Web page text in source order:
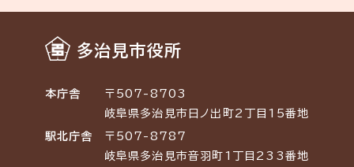
多治見市役所
本庁舎
〒507-8703
岐阜県多治見市日ノ出町2丁目15番地
駅北庁舎
〒507-8787
岐阜県多治見市音羽町1丁目233番地